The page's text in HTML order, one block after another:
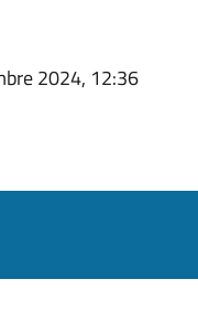
2024, 12:36